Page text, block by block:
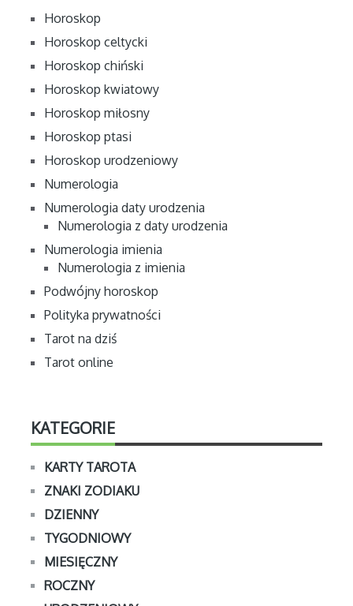
Horoskop
Horoskop celtycki
Horoskop chiński
Horoskop kwiatowy
Horoskop miłosny
Horoskop ptasi
Horoskop urodzeniowy
Numerologia
Numerologia daty urodzenia
Numerologia z daty urodzenia
Numerologia imienia
Numerologia z imienia
Podwójny horoskop
Polityka prywatności
Tarot na dziś
Tarot online
KATEGORIE
KARTY TAROTA
ZNAKI ZODIAKU
DZIENNY
TYGODNIOWY
MIESIĘCZNY
ROCZNY